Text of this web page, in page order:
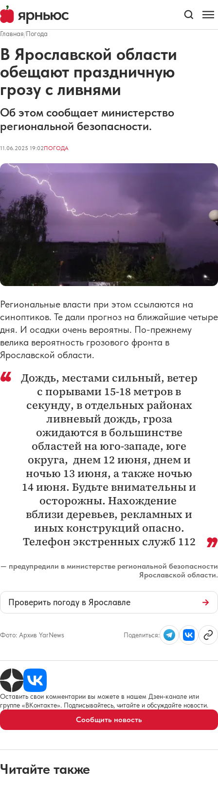
Главная/Погода
В Ярославской области
обещают праздничную
грозу с ливнями
Об этом сообщает министерство
региональной безопасности.
11.06.2025 19:02ПОГОДА
Региональные власти при этом ссылаются на
синоптиков. Те дали прогноз на ближайшие четыре
дня. И осадки очень вероятны. По-прежнему
велика вероятность грозового фронта в
Ярославской области.
Дождь, местами сильный, ветер
с порывами 15-18 метров в
секунду, в отдельных районах
ливневый дождь, гроза
ожидаются в большинстве
областей на юго-западе, юге
округа, днем 12 июня, днем и
ночью 13 июня, а также ночью
14 июня. Будьте внимательны и
осторожны. Нахождение
вблизи деревьев, рекламных и
иных конструкций опасно.
Телефон экстренных служб 112
— предупредили в министерстве региональной безопасности
Ярославской области.
Проверить погоду в Ярославле →
Фото: Архив YarNews Поделиться:
Оставить свои комментарии вы можете в нашем Дзен-канале или
группе «ВКонтакте». Подписывайтесь, читайте и обсуждайте новости.
Сообщить новость
Читайте также